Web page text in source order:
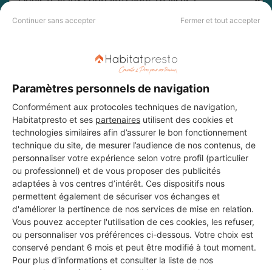
Continuer sans accepter Fermer et tout accepter
Paramètres personnels de navigation
Conformément aux protocoles techniques de navigation,
Habitatpresto et ses partenaires utilisent des cookies et
technologies similaires afin d’assurer le bon fonctionnement
technique du site, de mesurer l’audience de nos contenus, de
personnaliser votre expérience selon votre profil (particulier
ou professionnel) et de vous proposer des publicités
adaptées à vos centres d’intérêt. Ces dispositifs nous
permettent également de sécuriser vos échanges et
d'améliorer la pertinence de nos services de mise en relation.
Vous pouvez accepter l'utilisation de ces cookies, les refuser,
ou personnaliser vos préférences ci-dessous. Votre choix est
conservé pendant 6 mois et peut être modifié à tout moment.
Pour plus d'informations et consulter la liste de nos
DEMANDER UN DEVIS
Les 1 autres Carreleurs pour
vos travaux à Sainte-Maure-
de-Touraine
Bricoltout
Sainte-Maure-de-Touraine
5 ans d'expérience